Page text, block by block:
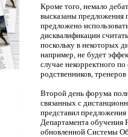
Кроме того, немало
высказаны предложения
предложено
дисквалификации
поскольку в некоторых
например, не будет
случае некорректного
родственников,
Второй день форума
связанных с
представил
Департамента обучения
обновленной Системы